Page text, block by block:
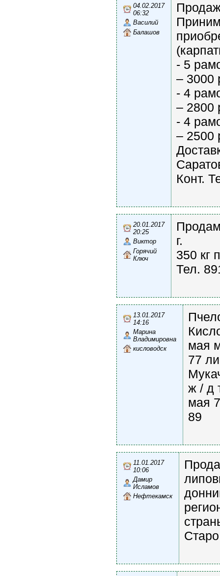
04.02.2017
06:32
Василий
Балашов
- 5
– 3000
- 4
– 2800
- 4
– 2500
Конт.
20.01.2017
20:25
Виктор
Горячий
Ключ
г.
350 кг
Тел.
13.01.2017
14:16
Марина
Владимировна
кисловодск
мая
77
ж / д
мая
89
11.01.2017
10:06
Дамир
Исламов
Нефтекамск